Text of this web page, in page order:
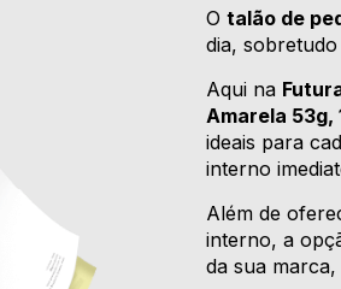
Otalão de
dia,
Aqui na
Amarela 53g,
ideais para
interno
Além de
interno, a
da sua